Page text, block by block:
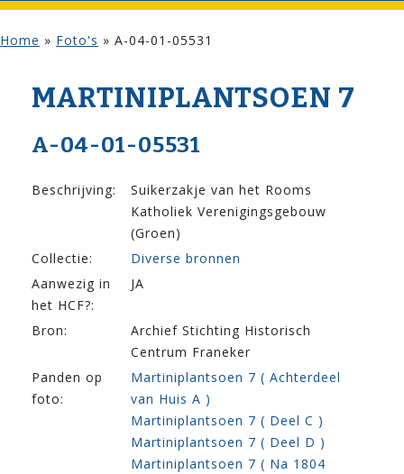
Home » Foto's » A-04-01-05531
MARTINIPLANTSOEN 7
A-04-01-05531
Beschrijving:
Suikerzakje van het Rooms
Katholiek Verenigingsgebouw
(Groen)
Collectie:
Diverse bronnen
Aanwezig in
het HCF?:
JA
Bron:
Archief Stichting Historisch
Centrum Franeker
Panden op
foto:
Martiniplantsoen 7 ( Achterdeel
van Huis A )
Martiniplantsoen 7 ( Deel C )
Martiniplantsoen 7 ( Deel D )
Martiniplantsoen 7 ( Na 1804